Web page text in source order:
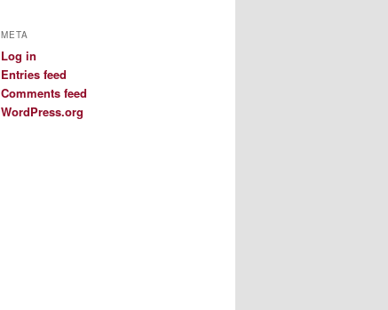
META
Log in
Entries feed
Comments feed
WordPress.org